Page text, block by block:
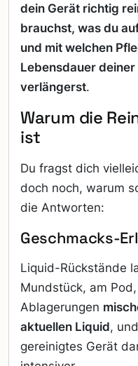
dein Gerät richtig
brauchst, was du
und mit welchen
Lebensdauer
verlängerst.
Warum die
ist
Du fragst dich
doch noch, warum
die Antworten:
Geschmacks-
Liquid-Rückstände
Mundstück, am
Ablagerungen
aktuellen Liquid,
gereinigtes Gerät